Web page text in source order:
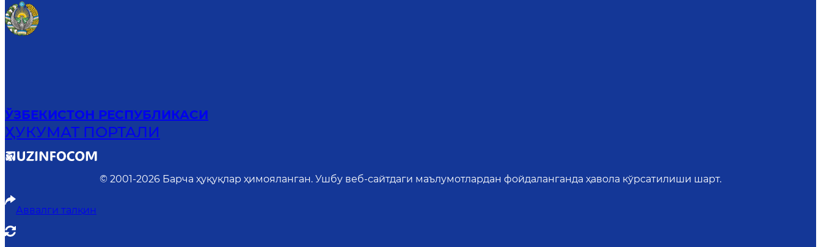
ЎЗБЕКИСТОН РЕСПУБЛИКАСИ
ҲУКУМАТ ПОРТАЛИ
© 2001-2026 Барча ҳуқуқлар ҳимояланган. Ушбу веб-сайтдаги маълумотлардан фойдаланганда ҳавола кўрсатилиши шарт.
Аввалги талқин